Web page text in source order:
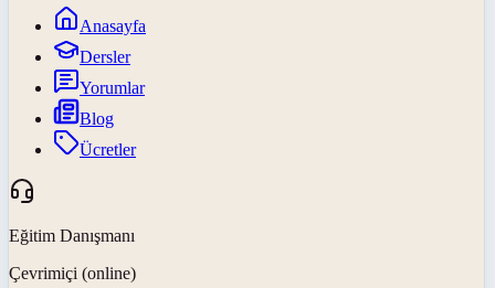
Anasayfa
Dersler
Yorumlar
Blog
Ücretler
Eğitim Danışmanı
Çevrimiçi (online)